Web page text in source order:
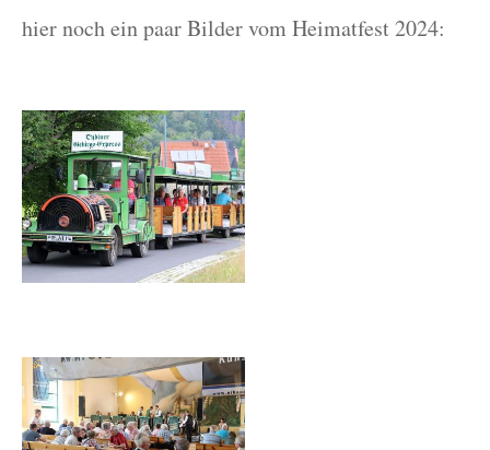
hier noch ein paar Bilder vom Heimatfest 2024: